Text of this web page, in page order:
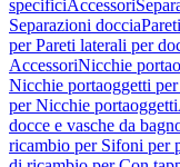
specificiAccessori
Separazioni doccia
per Pareti laterali per
AccessoriNicchie
Nicchie portaoggetti
per Nicchie portaoggetti
docce e vasche da
ricambio per Sifoni per